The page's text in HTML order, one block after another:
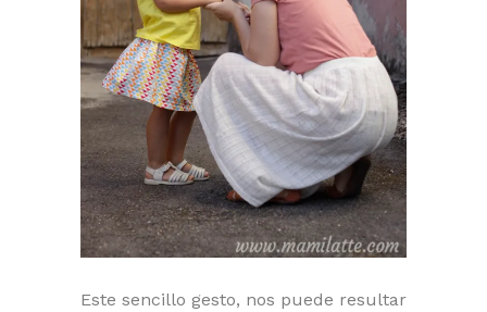
Este sencillo gesto, nos puede resultar